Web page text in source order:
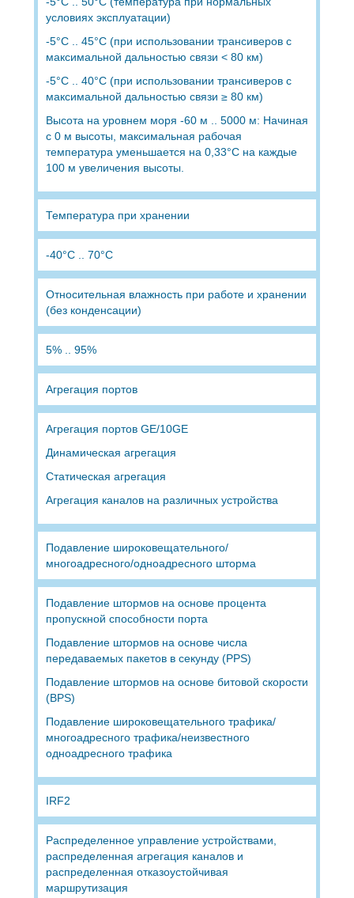
условиях эксплуатации)
-5°C .. 45°C (при использовании трансиверов с
максимальной дальностью связи < 80 км)
-5°C .. 40°C (при использовании трансиверов с
максимальной дальностью связи ≥ 80 км)
Высота на уровнем моря -60 м .. 5000 м: Начиная
с 0 м высоты, максимальная рабочая
температура уменьшается на 0,33°C на каждые
100 м увеличения высоты.
Температура при хранении
-40°C .. 70°C
Относительная влажность при работе и хранении
(без конденсации)
5% .. 95%
Агрегация портов
Агрегация портов GE/10GE
Динамическая агрегация
Статическая агрегация
Агрегация каналов на различных устройства
Подавление широковещательного/
многоадресного/одноадресного шторма
Подавление штормов на основе процента
пропускной способности порта
Подавление штормов на основе числа
передаваемых пакетов в секунду (PPS)
Подавление штормов на основе битовой скорости
(BPS)
Подавление широковещательного трафика/
многоадресного трафика/неизвестного
одноадресного трафика
IRF2
Распределенное управление устройствами,
распределенная агрегация каналов и
распределенная отказоустойчивая
маршрутизация